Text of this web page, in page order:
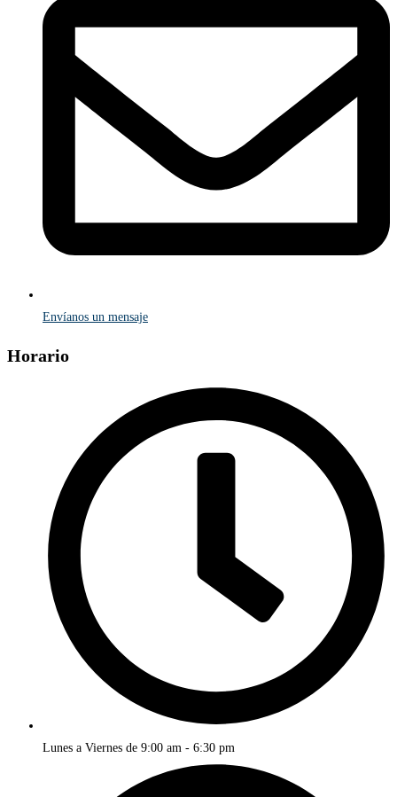
Envíanos un mensaje
Horario
Lunes a Viernes de 9:00 am - 6:30 pm